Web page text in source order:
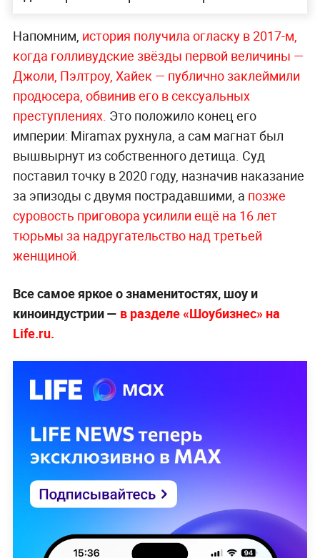
Напомним, история получила огласку в 2017-м,
когда голливудские звёзды первой величины —
Джоли, Пэлтроу, Хайек — публично заклеймили
продюсера, обвинив его в сексуальных
преступлениях. Это положило конец его
империи: Miramax рухнула, а сам магнат был
вышвырнут из собственного детища. Суд
поставил точку в 2020 году, назначив наказание
за эпизоды с двумя пострадавшими, а позже
суровость приговора усилили ещё на 16 лет
тюрьмы за надругательство над третьей
женщиной.
Все самое яркое о знаменитостях, шоу и
киноиндустрии — в разделе «Шоубизнес» на
Life.ru.